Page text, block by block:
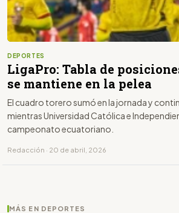
DEPORTES
LigaPro: Tabla de
se mantiene en la pelea
El cuadro torero sumó en la jornada y
mientras Universidad Católica e
campeonato ecuatoriano.
Redacción · 20 de abril, 2026
MÁS EN DEPORTES